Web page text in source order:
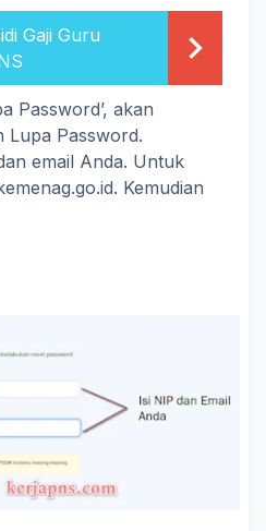
Gaji Guru
Password’, akan
Lupa Password.
email Anda. Untuk
Kemudian